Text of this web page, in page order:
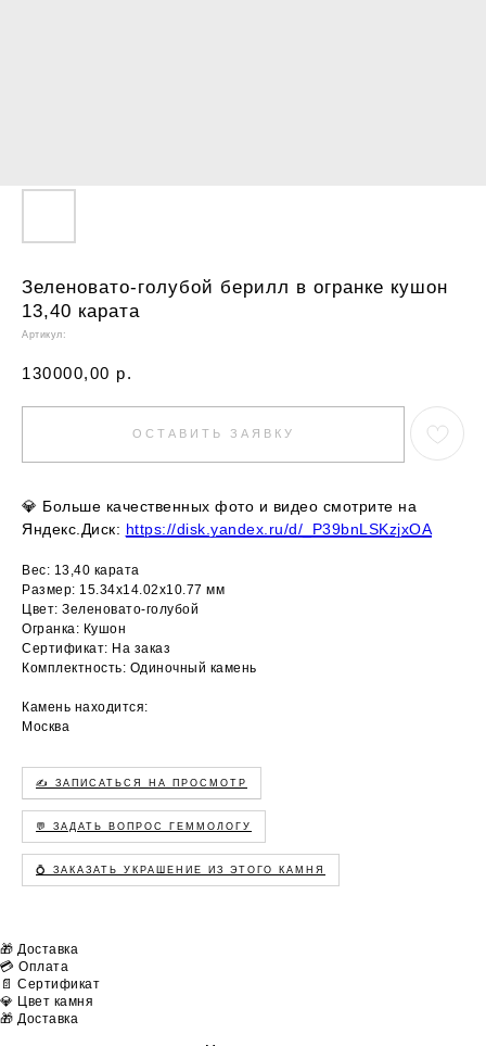
Зеленовато-голубой берилл в огранке кушон
13,40 карата
Артикул:
130000,00 р.
ОСТАВИТЬ ЗАЯВКУ
💎 Больше качественных фото и видео смотрите на
Яндекс.Диск: https://disk.yandex.ru/d/_P39bnLSKzjxOA
Вес: 13,40 карата
Размер: 15.34х14.02х10.77 мм
Цвет: Зеленовато-голубой
Огранка: Кушон
Сертификат: На заказ
Комплектность: Одиночный камень
Камень находится:
Москва
✍️ ЗАПИСАТЬСЯ НА ПРОСМОТР
💬 ЗАДАТЬ ВОПРОС ГЕММОЛОГУ
💍 ЗАКАЗАТЬ УКРАШЕНИЕ ИЗ ЭТОГО КАМНЯ
🎁 Доставка
💳 Оплата
📄 Сертификат
💎 Цвет камня
🎁 Доставка